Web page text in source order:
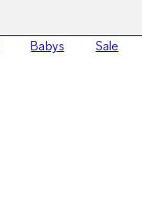
Babys Sale